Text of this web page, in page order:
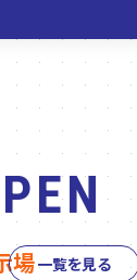
場一覧を見る